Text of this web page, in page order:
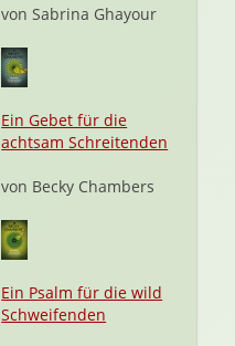
von Sabrina Ghayour
Ein Gebet für die
achtsam Schreitenden
von Becky Chambers
Ein Psalm für die wild
Schweifenden